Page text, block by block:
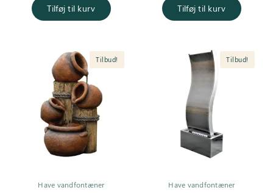
Tilføj til kurv
pris var:
3.200,00 kr..
Tilføj til kurv
Tilbud!
Have vandfontæner
Tilbud!
Have vandfontæner